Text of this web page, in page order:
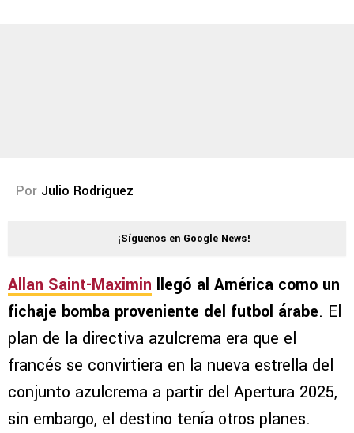
Por Julio Rodriguez
¡Síguenos en Google News!
Allan Saint-Maximin llegó al América como un
fichaje bomba proveniente del futbol árabe. El
plan de la directiva azulcrema era que el
francés se convirtiera en la nueva estrella del
conjunto azulcrema a partir del Apertura 2025,
sin embargo, el destino tenía otros planes.